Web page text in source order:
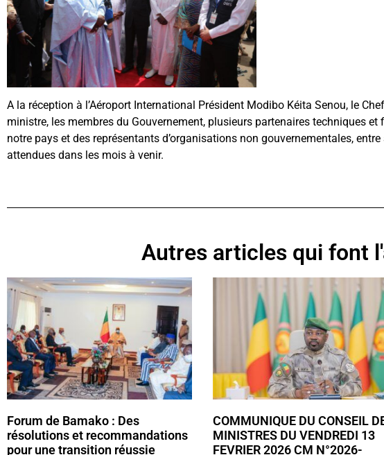
A la réception à l’Aéroport International Président Modibo Kéita Senou, le
ministre, les membres du Gouvernement, plusieurs partenaires techniques
notre pays et des représentants d’organisations non gouvernementales,
attendues dans les mois à venir.
Autres articles qui font
Forum de Bamako : Des
résolutions et recommandations
pour une transition réussie
COMMUNIQUE DU CONSEIL
MINISTRES DU VENDREDI 13
FEVRIER 2026 CM N°2026-